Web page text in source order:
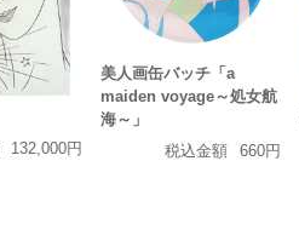
132,000円
美人画缶バッチ「a
maiden voyage～処女航
海～」
税込金額
660円